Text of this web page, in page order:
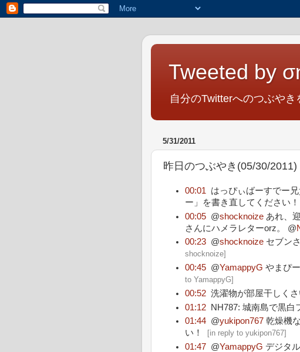
Tweeted by
自分のTwitterへのつぶや
5/31/2011
昨日のつぶやき(05/30/2011)
00:01
はっぴぃばーすでー
ー」を書き直してください
00:05 @shocknoize あれ、
さんにハメラレターorz。 @
00:23 @shocknoize セブン
shocknoize]
00:45 @YamappyG やまぴ
to YamappyG]
00:52 洗濯物が部屋干しく
01:12 NH787: 城南島で黒白
01:44 @yukipon767 乾燥機
い！
[in reply to yukipon767]
01:47 @YamappyG デジタ